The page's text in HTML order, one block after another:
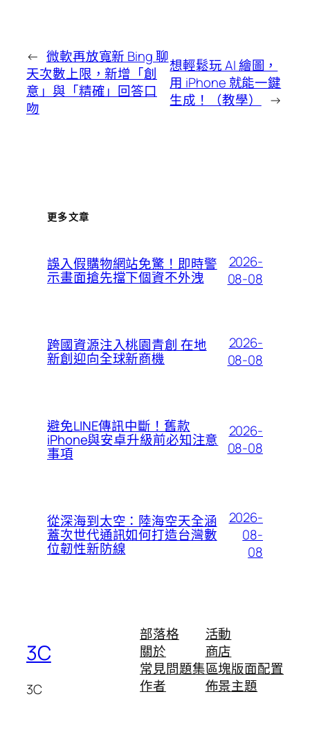
← 微軟再放寬新 Bing 聊
天次數上限，新增「創
意」與「精確」回答口
吻
想輕鬆玩 AI 繪圖，
用 iPhone 就能一鍵
生成！（教學）
→
更多文章
誤入假購物網站免驚！即時警
示畫面搶先擋下個資不外洩
2026-
08-08
跨國資源注入桃園青創 在地
新創迎向全球新商機
2026-
08-08
避免LINE傳訊中斷！舊款
iPhone與安卓升級前必知注意
事項
2026-
08-08
從深海到太空：陸海空天全涵
蓋次世代通訊如何打造台灣數
位韌性新防線
2026-
08-
08
3C
3C
部落格
關於
常見問題集
作者
活動
商店
區塊版面配置
佈景主題